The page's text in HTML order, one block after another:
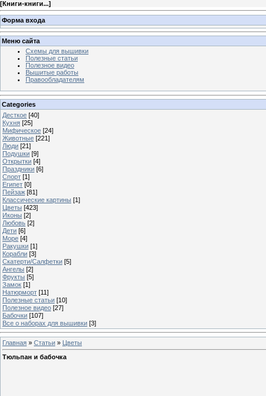
[Книги-книги...]
Форма входа
Меню сайта
Схемы для вышивки
Полезные статьи
Полезное видео
Вышитые работы
Правообладателям
Categories
Десткое [40]
Кухня [25]
Мифическое [24]
Животные [221]
Люди [21]
Подушки [9]
Открытки [4]
Праздники [6]
Спорт [1]
Египет [0]
Пейзаж [81]
Классические картины [1]
Цветы [423]
Иконы [2]
Любовь [2]
Дети [6]
Море [4]
Ракушки [1]
Корабли [3]
Скатерти/Салфетки [5]
Ангелы [2]
Фрукты [5]
Замок [1]
Натюрморт [11]
Полезные статьи [10]
Полезное видео [27]
Бабочки [107]
Все о наборах для вышивки [3]
Главная » Статьи » Цветы
Тюльпан и бабочка